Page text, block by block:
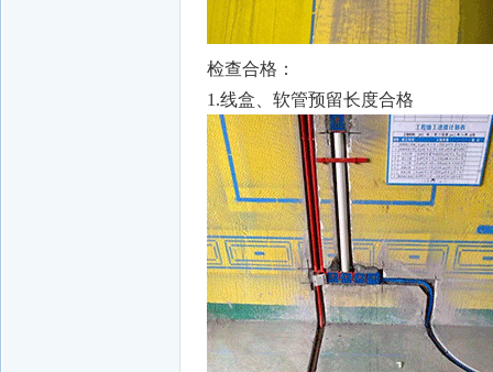
检查合格：
1.线盒、软管预留长度合格